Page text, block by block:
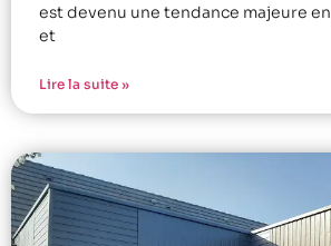
est devenu une tendance majeure
et
Lire la suite »